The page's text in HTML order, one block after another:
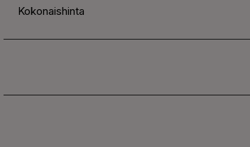
Kokonaishinta